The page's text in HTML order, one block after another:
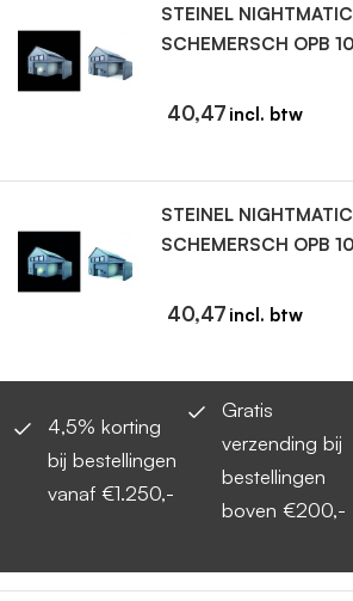
STEINEL
SCHEMERSCH OPB
40,47
STEINEL
SCHEMERSCH OPB
40,47
4,5% korting
bij bestellingen
vanaf €1.250,-
Gratis
verzending bij
bestellingen
boven €200,-